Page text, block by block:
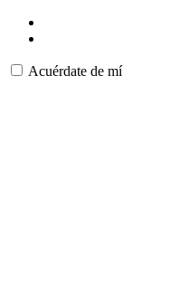
Acuérdate de mí